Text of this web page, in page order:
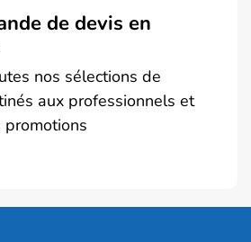
de devis en
nos sélections de
aux professionnels et
promotions